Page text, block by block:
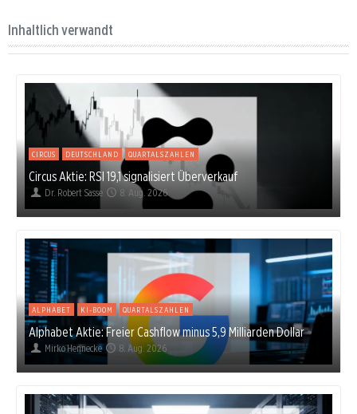
Inhaltlich verwandt
CIRCUS DEUTSCHLAND QUARTALSZAHLEN
Circus Aktie: RSI 19,1 signalisiert Überverkauf
Dr. Robert Sasse 8. Aug. 2026
ALPHABET KI-BOOM QUARTALSZAHLEN
Alphabet Aktie: Freier Cashflow minus 5,9 Milliarden Dollar
Mirko Hennecke 8. Aug. 2026